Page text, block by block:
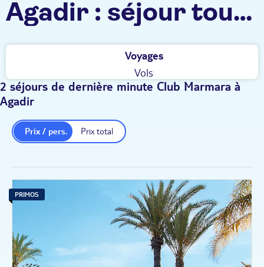
Agadir : séjour tout
inclus, sports et
restauration,
animations 100%
fun
Voyages
Vols
2 séjours de dernière minute Club Marmara à
Agadir
Prix total
Prix / pers.
PRIMOS